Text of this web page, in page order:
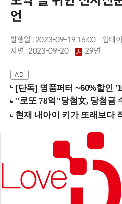
언
발행일 : 2023-09-19 16:00
업데
지면 :2023-09-20 29면
[단독] 명품퍼터 ~60%할인 '10